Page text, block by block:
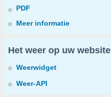
PDF
Meer informatie
Het weer op uw website
Weerwidget
Weer-API